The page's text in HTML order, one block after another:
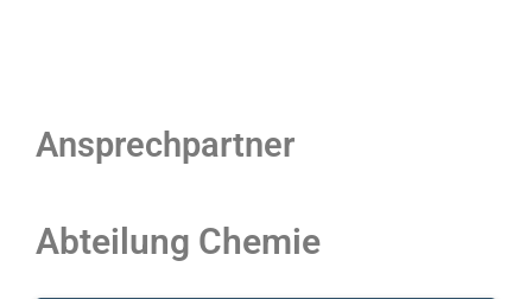
Ansprechpartner
Abteilung Chemie